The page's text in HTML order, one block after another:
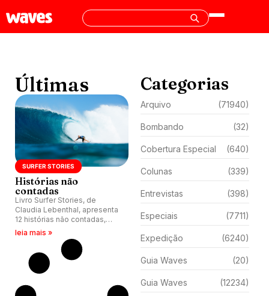
Últimas
SURFER STORIES
Histórias não
contadas
Livro Surfer Stories, de
Claudia Lebenthal, apresenta
12 histórias não contadas,
escritas por surfistas, sobre
maiores nomes da
modalidade do mundo.
leia mais »
Categorias
Arquivo (71940)
Bombando (32)
Cobertura Especial (640)
Colunas (339)
Entrevistas (398)
Especiais (7711)
Expedição (6240)
Guia Waves (20)
Guia Waves (12234)